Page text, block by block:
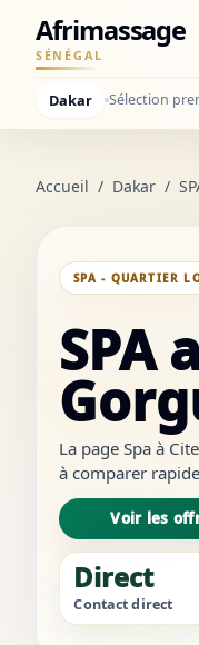
Afrimassage
SÉNÉGAL
Dakar Sélection
Accueil / Dakar /
SPA - QUARTIER
SPA
La page Spa à
à comparer
crédibles et à
Voir les
Direct
Contact direct